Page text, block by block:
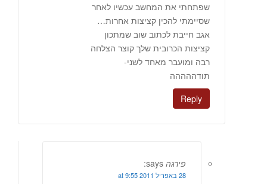
שפתחתי את המחשב עכשיו לאחר
שסיימתי להכין קציצות אחרות…
אגב חייבת לכתוב שוב שמתכון
קציצות הכרובית שלך קוצר הצלחה
רבה ומועבר מאחד לשני-
תודההההה
Reply
פירגה says:
28 באפריל 2011 at 9:55